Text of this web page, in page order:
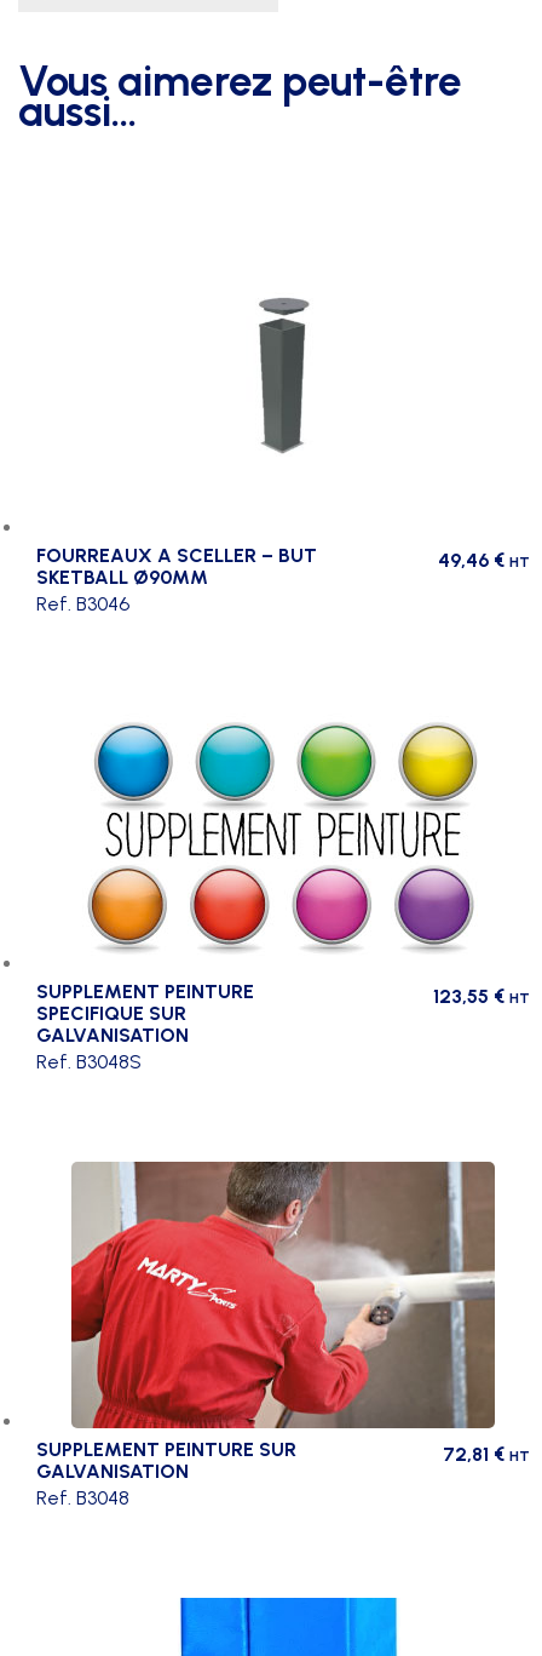
Vous aimerez peut-être
aussi…
FOURREAUX A SCELLER – BUT
SKETBALL Ø90MM
49,46 € HT
Ref. B3046
SUPPLEMENT PEINTURE
SPECIFIQUE SUR
GALVANISATION
123,55 € HT
Ref. B3048S
SUPPLEMENT PEINTURE SUR
GALVANISATION
72,81 € HT
Ref. B3048